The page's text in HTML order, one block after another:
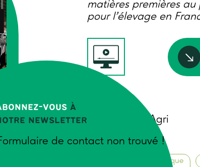
vous à
newsletter
de contact non trouvé !
matières premières
pour l’élevage en
Trame et TV Agri
Novembre 2022
Transition agroécologique